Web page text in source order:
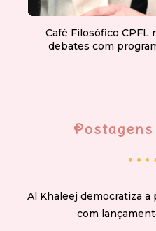
Café Filosófico CPFL
debates com
Al Khaleej democratiza a
com